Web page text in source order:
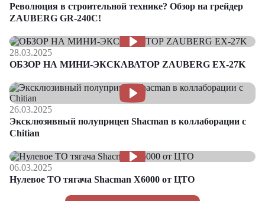
Революция в строительной технике? Обзор на грейдер
ZAUBERG GR-240C!
28.03.2025
ОБЗОР НА МИНИ-ЭКСКАВАТОР ZAUBERG EX-27K
26.03.2025
Эксклюзивный полуприцеп Shacman в коллаборации с
Chitian
06.03.2025
Нулевое ТО тягача Shacman Х6000 от ЦТО